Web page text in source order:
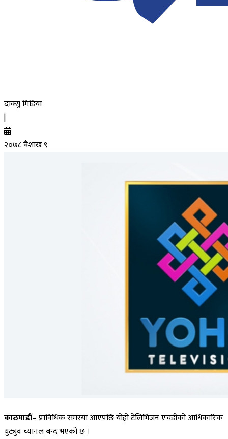
दाक्सु मिडिया
|
२०७८ बैशाख ९
काठमाडौं–प्राविधिक समस्या आएपछि योहो टेलिभिजन एचडीको आधिकारिक
युट्युव च्यानल बन्द भएको छ ।